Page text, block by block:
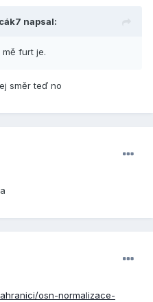
napsal:
furt je.
směr teď no
osn-normalizace-